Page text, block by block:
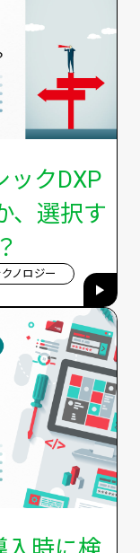
ックDXP
、選択す
ノロジー